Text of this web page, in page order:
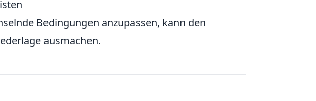
Bedingungen anzupassen, kann den
ausmachen.